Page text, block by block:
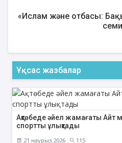
«Ислам және отбасы: Бақытқа бастар жол» атты
Ұқсас жазбалар
Ақтөбеде әйел жамағаты Айт
спортты ұлықтады
21 наурыз 2026 115